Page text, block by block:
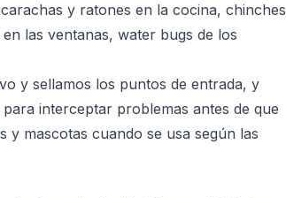
y ratones en la cocina, chinches
las ventanas, water bugs de los
y sellamos los puntos de entrada, y
interceptar problemas antes de que
y mascotas cuando se usa según las